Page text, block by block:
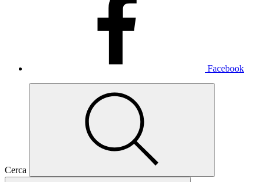
Facebook
Cerca